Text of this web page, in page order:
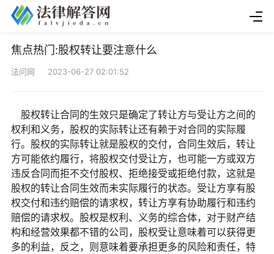
焦点热门:股权转让要注意什么
法问网 2023-06-27 02:01:52
股权转让合同的生效只是确定了转让方与受让方之间的
权利和义务，股权的实际转让还有赖于对合同的实际履
行。股权的实际转让就是股权的交付，合同生效后，转让
方可能依约履行，将股权交付受让方，也可能一方或双方
违反合同而拒不交付股权、拒绝接受或拒绝付款，这就是
股权的转让合同生效而未实际履行的状态。受让方享有股
权交付和违约赔偿的请求权，转让方享有协助履行和违约
赔偿的请求权。股权是权利、义务的综合体，对于财产结
构和经营效果都不错的公司，股权受让意味着可以获得更
多的利益，反之，则意味着要承担更多的风险和责任，特